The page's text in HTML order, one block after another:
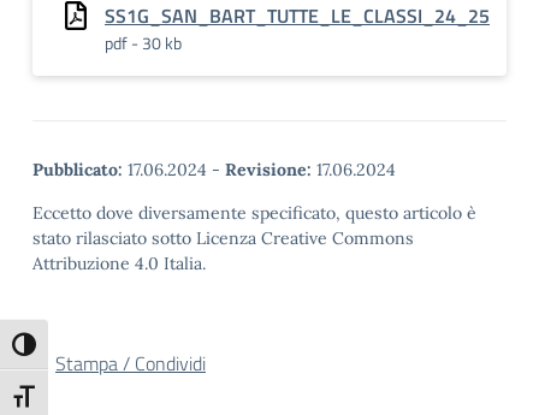
Attiva/disattiva alto contrasto
Attiva/disattiva dimensione testo
SS1G_SAN_BART_TUTTE_LE_CLASSI_24_25
pdf - 30 kb
Pubblicato: 17.06.2024 - Revisione: 17.06.2024
Eccetto dove diversamente specificato, questo articolo è
stato rilasciato sotto Licenza Creative Commons
Attribuzione 4.0 Italia.
Stampa / Condividi